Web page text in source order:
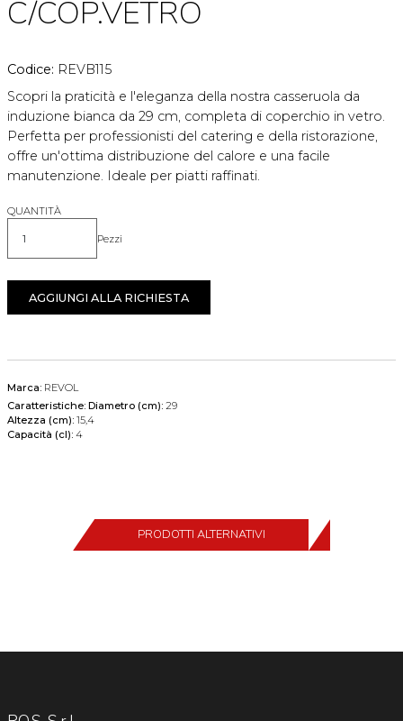
C/COP.VETRO
Codice: REVB115
Scopri la praticità e l'eleganza della nostra casseruola da
induzione bianca da 29 cm, completa di coperchio in vetro.
Perfetta per professionisti del catering e della ristorazione,
offre un'ottima distribuzione del calore e una facile
manutenzione. Ideale per piatti raffinati.
QUANTITÀ
Quantità Pezzi
AGGIUNGI ALLA RICHIESTA
Marca: REVOL
Caratteristiche: Diametro (cm): 29
Altezza (cm): 15,4
Capacità (cl): 4
PRODOTTI ALTERNATIVI